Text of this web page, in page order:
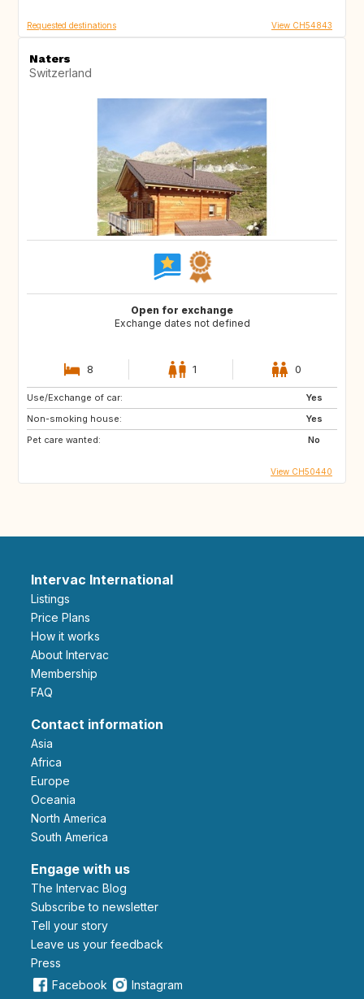
Requested destinations View CH54843
Naters
Switzerland
Open for exchange
Exchange dates not defined
8 1 0
Use/Exchange of car:
Yes
Non-smoking house:
Yes
Pet care wanted:
No
View CH50440
Intervac International
Listings
Price Plans
How it works
About Intervac
Membership
FAQ
Contact information
Asia
Africa
Europe
Oceania
North America
South America
Engage with us
The Intervac Blog
Subscribe to newsletter
Tell your story
leave us your feedback
Press
Facebook
Instagram